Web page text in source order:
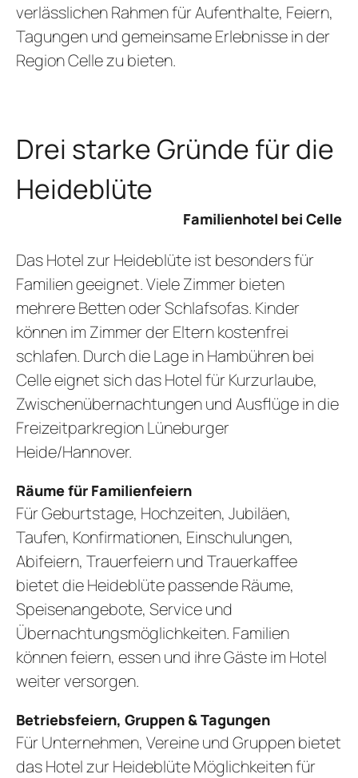
verlässlichen Rahmen für Aufenthalte, Feiern,
Tagungen und gemeinsame Erlebnisse in der
Region Celle zu bieten.
Drei starke Gründe für die
Heideblüte
Familienhotel bei Celle
Das Hotel zur Heideblüte ist besonders für
Familien geeignet. Viele Zimmer bieten
mehrere Betten oder Schlafsofas. Kinder
können im Zimmer der Eltern kostenfrei
schlafen. Durch die Lage in Hambühren bei
Celle eignet sich das Hotel für Kurzurlaube,
Zwischenübernachtungen und Ausflüge in die
Freizeitparkregion Lüneburger
Heide/Hannover.
Räume für Familienfeiern
Für Geburtstage, Hochzeiten, Jubiläen,
Taufen, Konfirmationen, Einschulungen,
Abifeiern, Trauerfeiern und Trauerkaffee
bietet die Heideblüte passende Räume,
Speisenangebote, Service und
Übernachtungsmöglichkeiten. Familien
können feiern, essen und ihre Gäste im Hotel
weiter versorgen.
Betriebsfeiern, Gruppen & Tagungen
Für Unternehmen, Vereine und Gruppen bietet
das Hotel zur Heideblüte Möglichkeiten für